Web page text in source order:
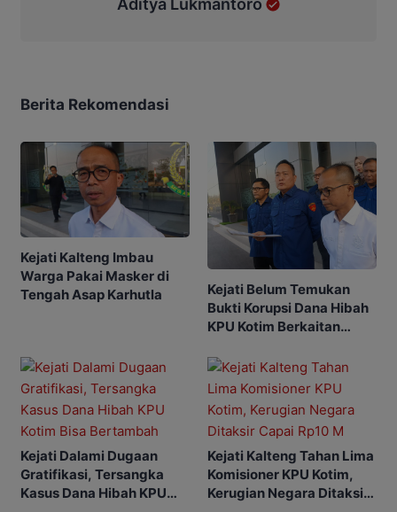
Aditya Lukmantoro
Berita Rekomendasi
Kejati Kalteng Imbau
Warga Pakai Masker di
Tengah Asap Karhutla
Kejati Belum Temukan
Bukti Korupsi Dana Hibah
KPU Kotim Berkaitan
Kejati Dalami Dugaan
Gratifikasi, Tersangka
Kasus Dana Hibah KPU
Kejati Kalteng Tahan Lima
Komisioner KPU Kotim,
Kerugian Negara Ditaksir